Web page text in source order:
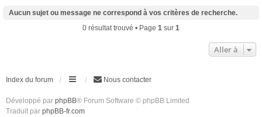
Aucun sujet ou message ne correspond à vos critères de recherche.
0 résultat trouvé • Page 1 sur 1
Aller à
Index du forum Nous contacter
Développé par phpBB® Forum Software © phpBB Limited
Traduit par phpBB-fr.com